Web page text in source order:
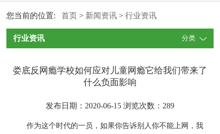
您当前的位置:首页 > 新闻资讯>行业资讯
行业资讯 分类
娄底反网瘾学校如何应对儿童网瘾它给我们带来了
什么负面影响
发布日期：2020-06-15 浏览次数： 289
作为这个时代的一员，如果你告诉别人你不能上网，我